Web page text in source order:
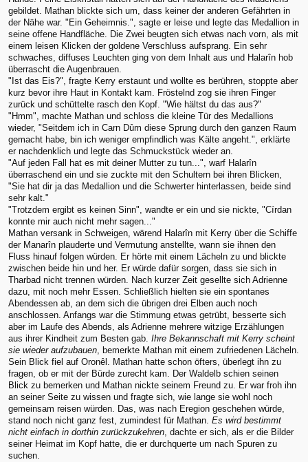
gebildet. Mathan blickte sich um, dass keiner der anderen Gefährten in
der Nähe war. "Ein Geheimnis.", sagte er leise und legte das Medallion in
seine offene Handfläche. Die Zwei beugten sich etwas nach vorn, als mit
einem leisen Klicken der goldene Verschluss aufsprang. Ein sehr
schwaches, diffuses Leuchten ging von dem Inhalt aus und Halarîn hob
überrascht die Augenbrauen.
"Ist das Eis?", fragte Kerry erstaunt und wollte es berühren, stoppte aber
kurz bevor ihre Haut in Kontakt kam. Fröstelnd zog sie ihren Finger
zurück und schüttelte rasch den Kopf. "Wie hältst du das aus?"
"Hmm", machte Mathan und schloss die kleine Tür des Medallions
wieder, "Seitdem ich in Carn Dûm diese Sprung durch den ganzen Raum
gemacht habe, bin ich weniger empfindlich was Kälte angeht.", erklärte
er nachdenklich und legte das Schmuckstück wieder an.
"Auf jeden Fall hat es mit deiner Mutter zu tun...", warf Halarîn
überraschend ein und sie zuckte mit den Schultern bei ihren Blicken,
"Sie hat dir ja das Medallion und die Schwerter hinterlassen, beide sind
sehr kalt."
"Trotzdem ergibt es keinen Sinn", wandte er ein und sie nickte, "Círdan
konnte mir auch nicht mehr sagen..."
Mathan versank in Schweigen, wärend Halarîn mit Kerry über die Schiffe
der Manarîn plauderte und Vermutung anstellte, wann sie ihnen den
Fluss hinauf folgen würden. Er hörte mit einem Lächeln zu und blickte
zwischen beide hin und her. Er würde dafür sorgen, dass sie sich in
Tharbad nicht trennen würden. Nach kurzer Zeit gesellte sich Adrienne
dazu, mit noch mehr Essen. Schließlich hielten sie ein spontanes
Abendessen ab, an dem sich die übrigen drei Elben auch noch
anschlossen. Anfangs war die Stimmung etwas getrübt, besserte sich
aber im Laufe des Abends, als Adrienne mehrere witzige Erzählungen
aus ihrer Kindheit zum Besten gab. Ihre Bekannschaft mit Kerry scheint
sie wieder aufzubauen, bemerkte Mathan mit einem zufriedenen Lächeln.
Sein Blick fiel auf Oronêl. Mathan hatte schon öfters, überlegt ihn zu
fragen, ob er mit der Bürde zurecht kam. Der Waldelb schien seinen
Blick zu bemerken und Mathan nickte seinem Freund zu. Er war froh ihn
an seiner Seite zu wissen und fragte sich, wie lange sie wohl noch
gemeinsam reisen würden. Das, was nach Eregion geschehen würde,
stand noch nicht ganz fest, zumindest für Mathan. Es wird bestimmt
nicht einfach in dorthin zurückzukehren, dachte er sich, als er die Bilder
seiner Heimat im Kopf hatte, die er durchquerte um nach Spuren zu
suchen.